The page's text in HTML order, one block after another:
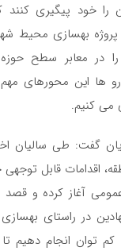
را خود پیگیری کنند
بهسازی محیط
را در معابر سطح
ها این محورهای مهم
می کنیم.
گفت: طی سالیان
اقدامات قابل
آغاز کرده و
در راستای
کم توان انجام دهیم